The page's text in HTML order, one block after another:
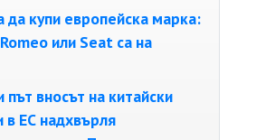
да купи европейска марка:
или Seat са на
път вносът на китайски
в ЕС надхвърля